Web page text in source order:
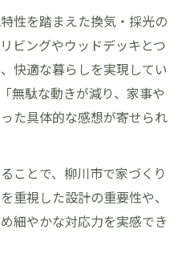
性を踏まえた換気・採光の
ビングやウッドデッキとつ
快適な暮らしを実現してい
無駄な動きが減り、家事や
た具体的な感想が寄せられ
ことで、柳川市で家づくり
重視した設計の重要性や、
細やかな対応力を実感でき